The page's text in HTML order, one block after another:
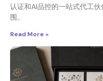
认证和AI品控的一站式代工
围。
Read More »